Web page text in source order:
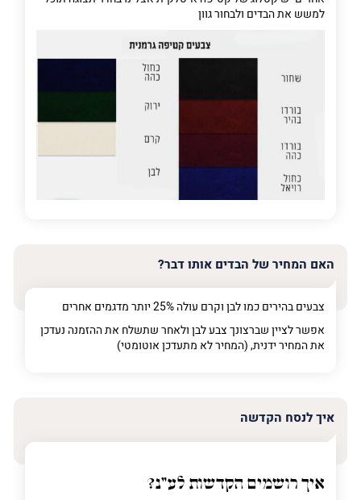
פרט על מה מדובר
למשש את הבדים ולבחור גוון
האם המחיר של הבדים אותו דבר?
צבעים בהירים כמו לבן וקרם עולה 25% יותר מדגמים אחרים
אפשר לציין שברצונך צבע לבן ולאחר שתשלח את ההזמנה נעדכן
את המחיר ידנית, (המחיר לא מתעדכן אוטומטי)
איך לנסח הקדשה
איך רושמים הקדשות לע"נ?